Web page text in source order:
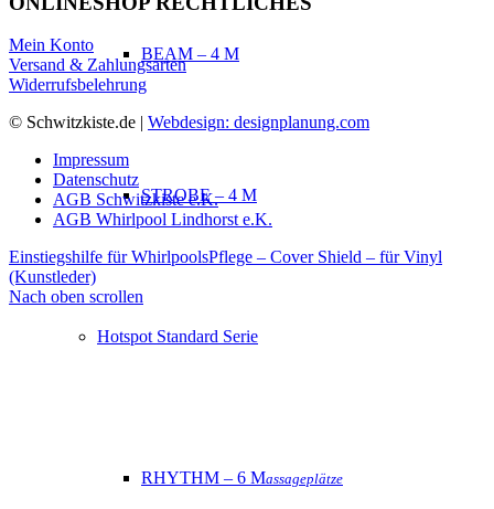
BEAM – 4 M
STROBE – 4 M
Hotspot Standard Serie
RHYTHM – 6 Massageplätze
Mein Konto
Versand & Zahlungsarten
Widerrufsbelehrung
© Schwitzkiste.de | Webdesign: designplanung.com
Impressum
Datenschutz
AGB Schwitzkiste e.K.
AGB Whirlpool Lindhorst e.K.
Einstiegshilfe für WhirlpoolsPflege – Cover Shield – für Vinyl
(Kunstleder)
Nach oben scrollen